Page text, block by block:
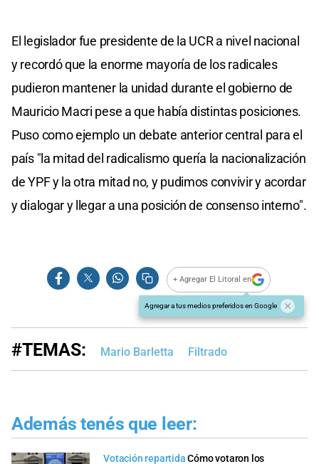
El legislador fue presidente de la UCR a nivel nacional
y recordó que la enorme mayoría de los radicales
pudieron mantener la unidad durante el gobierno de
Mauricio Macri pese a que había distintas posiciones.
Puso como ejemplo un debate anterior central para el
país "la mitad del radicalismo quería la nacionalización
de YPF y la otra mitad no, y pudimos convivir y acordar
y dialogar y llegar a una posición de consenso interno".
+ Agregar El Litoral en
Agregar a tus medios preferidos en Google
#TEMAS: Mario Barletta Filtrado
Además tenés que leer:
Votación repartida Cómo votaron los